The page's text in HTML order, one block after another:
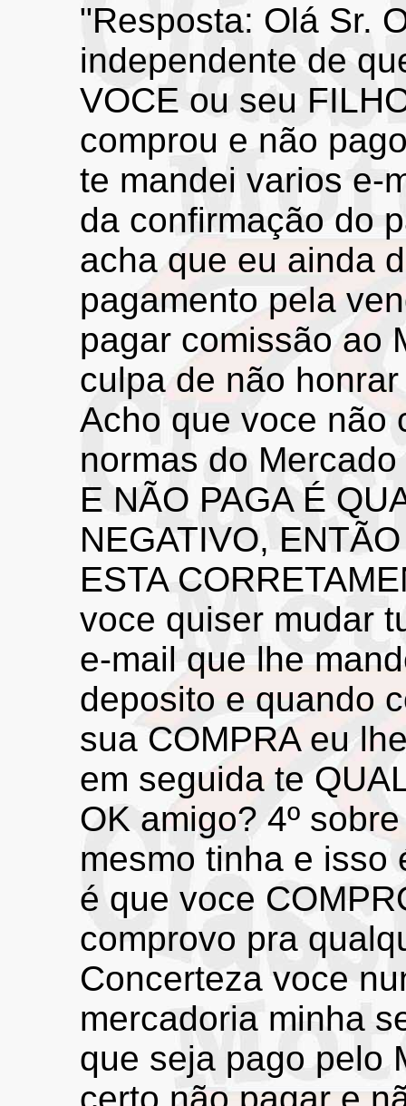
"Resposta: Olá Sr.
independente de
VOCE ou seu
comprou e não
te mandei varios e-
da confirmação do
acha que eu ainda
pagamento pela
pagar comissão ao
culpa de não
Acho que voce não
normas do
E NÃO PAGA É
NEGATIVO,
ESTA
voce quiser mudar
e-mail que lhe
deposito e quando
sua COMPRA eu
em seguida te
OK amigo? 4º
mesmo tinha e isso
é que voce
comprovo pra
Concerteza voce
mercadoria minha
que seja pago pelo